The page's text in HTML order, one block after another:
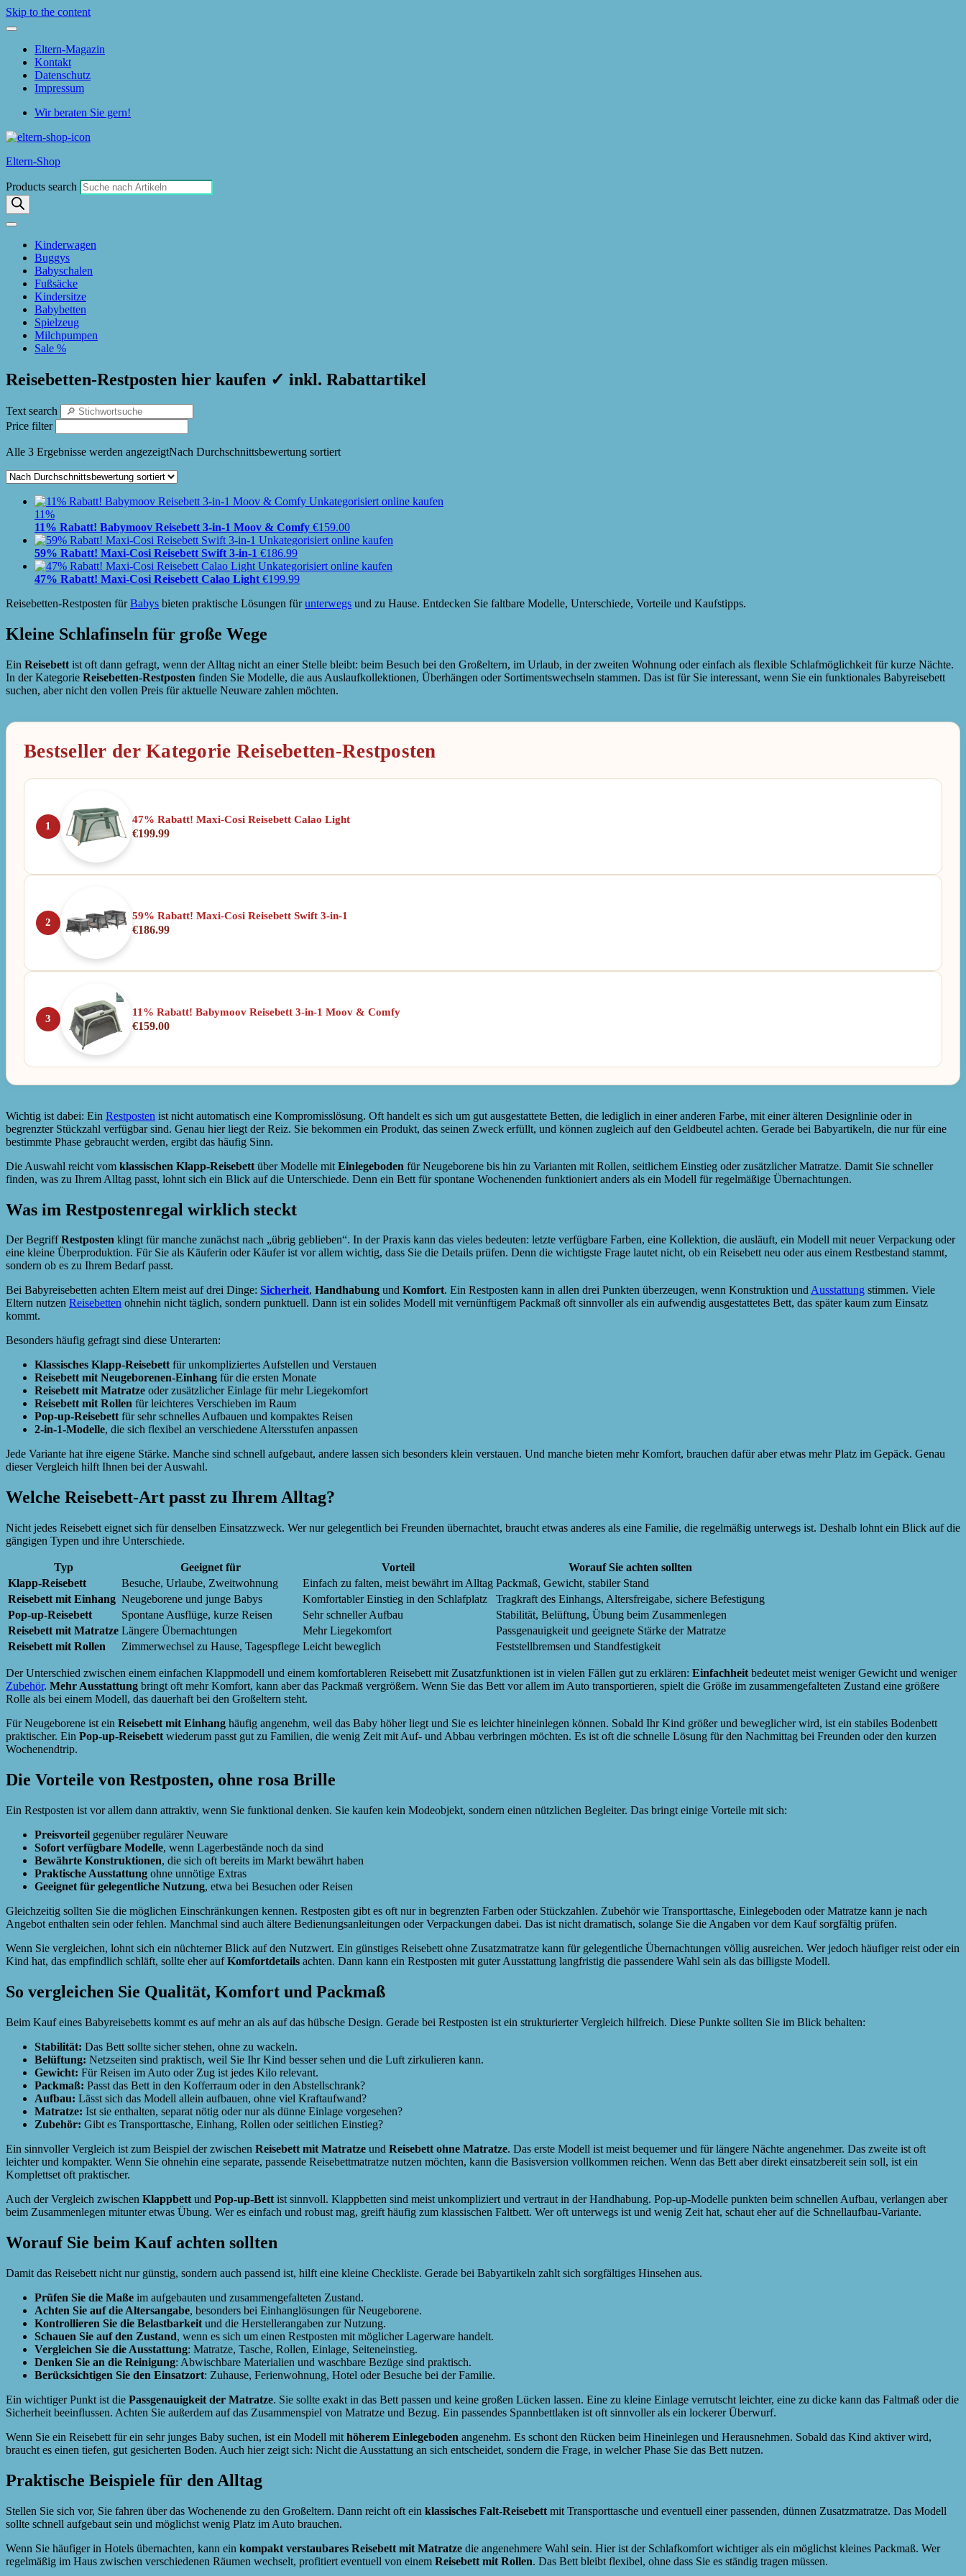
Skip to the content
Eltern-Magazin
Kontakt
Datenschutz
Impressum
Wir beraten Sie gern!
Eltern-Shop
Products search
Kinderwagen
Buggys
Babyschalen
Fußsäcke
Kindersitze
Babybetten
Spielzeug
Milchpumpen
Sale %
Reisebetten-Restposten hier kaufen ✓ inkl. Rabattartikel
Text search
Price filter
Alle 3 Ergebnisse werden angezeigtNach Durchschnittsbewertung sortiert
11%
11% Rabatt! Babymoov Reisebett 3-in-1 Moov & Comfy €159.00
59% Rabatt! Maxi-Cosi Reisebett Swift 3-in-1 €186.99
47% Rabatt! Maxi-Cosi Reisebett Calao Light €199.99
Reisebetten-Restposten fürBabys bieten praktische Lösungen fürunterwegs und zu Hause. Entdecken Sie faltbare Modelle, Unterschiede, Vorteile und Kaufstipps.
Kleine Schlafinseln für große Wege
Ein Reisebett ist oft dann gefragt, wenn der Alltag nicht an einer Stelle bleibt: beim Besuch bei den Großeltern, im Urlaub, in der zweiten Wohnung oder einfach als flexible Schlafmöglichkeit für kurze Nächte.
In der Kategorie Reisebetten-Restposten finden Sie Modelle, die aus Auslaufkollektionen, Überhängen oder Sortimentswechseln stammen. Das ist für Sie interessant, wenn Sie ein funktionales Babyreisebett
suchen, aber nicht den vollen Preis für aktuelle Neuware zahlen möchten.
Bestseller der Kategorie Reisebetten-Restposten
1
47% Rabatt! Maxi-Cosi Reisebett Calao Light
€199.99
2
59% Rabatt! Maxi-Cosi Reisebett Swift 3-in-1
€186.99
3
11% Rabatt! Babymoov Reisebett 3-in-1 Moov & Comfy
€159.00
Wichtig ist dabei: Ein Restposten ist nicht automatisch eine Kompromisslösung. Oft handelt es sich um gut ausgestattete Betten, die lediglich in einer anderen Farbe, mit einer älteren Designlinie oder in
begrenzter Stückzahl verfügbar sind. Genau hier liegt der Reiz. Sie bekommen ein Produkt, das seinen Zweck erfüllt, und können zugleich auf den Geldbeutel achten. Gerade bei Babyartikeln, die nur für eine
bestimmte Phase gebraucht werden, ergibt das häufig Sinn.
Die Auswahl reicht vom klassischen Klapp-Reisebett über Modelle mit Einlegeboden für Neugeborene bis hin zu Varianten mit Rollen, seitlichem Einstieg oder zusätzlicher Matratze. Damit Sie schneller
finden, was zu Ihrem Alltag passt, lohnt sich ein Blick auf die Unterschiede. Denn ein Bett für spontane Wochenenden funktioniert anders als ein Modell für regelmäßige Übernachtungen.
Was im Restpostenregal wirklich steckt
Der BegriffRestposten klingt für manche zunächst nach „übrig geblieben“. In der Praxis kann das vieles bedeuten: letzte verfügbare Farben, eine Kollektion, die ausläuft, ein Modell mit neuer Verpackung oder
eine kleine Überproduktion. Für Sie als Käuferin oder Käufer ist vor allem wichtig, dass Sie die Details prüfen. Denn die wichtigste Frage lautet nicht, ob ein Reisebett neu oder aus einem Restbestand stammt,
sondern ob es zu Ihrem Bedarf passt.
Bei Babyreisebetten achten Eltern meist auf drei Dinge: Sicherheit, Handhabung und Komfort. Ein Restposten kann in allen drei Punkten überzeugen, wenn Konstruktion undAusstattung stimmen. Viele
Eltern nutzen Reisebetten ohnehin nicht täglich, sondern punktuell. Dann ist ein solides Modell mit vernünftigem Packmaß oft sinnvoller als ein aufwendig ausgestattetes Bett, das später kaum zum Einsatz
kommt.
Besonders häufig gefragt sind diese Unterarten:
Klassisches Klapp-Reisebettfür unkompliziertes Aufstellen und Verstauen
Reisebett mit Neugeborenen-Einhang für die ersten Monate
Reisebett mit Matratze oder zusätzlicher Einlage für mehr Liegekomfort
Reisebett mit Rollen für leichteres Verschieben im Raum
Pop-up-Reisebettfür sehr schnelles Aufbauen und kompaktes Reisen
2-in-1-Modelle, die sich flexibel an verschiedene Altersstufen anpassen
Jede Variante hat ihre eigene Stärke. Manche sind schnell aufgebaut, andere lassen sich besonders klein verstauen. Und manche bieten mehr Komfort, brauchen dafür aber etwas mehr Platz im Gepäck. Genau
dieser Vergleich hilft Ihnen bei der Auswahl.
Welche Reisebett-Art passt zu Ihrem Alltag?
Nicht jedes Reisebett eignet sich für denselben Einsatzzweck. Wer nur gelegentlich bei Freunden übernachtet, braucht etwas anderes als eine Familie, die regelmäßig unterwegs ist. Deshalb lohnt ein Blick auf die
gängigen Typen und ihre Unterschiede.
Typ Geeignet für Vorteil
Worauf Sie achten sollten
Klapp-Reisebett
Besuche, Urlaube, Zweitwohnung Einfach zu falten, meist bewährt im Alltag Packmaß, Gewicht, stabiler Stand
Reisebett mit Einhang Neugeborene und junge Babys Komfortabler Einstieg in den Schlafplatz
Tragkraft des Einhangs, Altersfreigabe, sichere Befestigung
Pop-up-Reisebett
Spontane Ausflüge, kurze Reisen Sehr schneller Aufbau
Stabilität, Belüftung, Übung beim Zusammenlegen
Reisebett mit Matratze Längere Übernachtungen Mehr Liegekomfort
Passgenauigkeit und geeignete Stärke der Matratze
Reisebett mit Rollen
Zimmerwechsel zu Hause, Tagespflege Leicht beweglich Feststellbremsen und Standfestigkeit
Der Unterschied zwischen einem einfachen Klappmodell und einem komfortableren Reisebett mit Zusatzfunktionen ist in vielen Fällen gut zu erklären: Einfachheit bedeutet meist weniger Gewicht und weniger
Zubehör. Mehr Ausstattung bringt oft mehr Komfort, kann aber das Packmaß vergrößern. Wenn Sie das Bett vor allem im Auto transportieren, spielt die Größe im zusammengefalteten Zustand eine größere
Rolle als bei einem Modell, das dauerhaft bei den Großeltern steht.
Für Neugeborene ist ein Reisebett mit Einhang häufig angenehm, weil das Baby höher liegt und Sie es leichter hineinlegen können. Sobald Ihr Kind größer und beweglicher wird, ist ein stabiles Bodenbett
praktischer. Ein Pop-up-Reisebett wiederum passt gut zu Familien, die wenig Zeit mit Auf- und Abbau verbringen möchten. Es ist oft die schnelle Lösung für den Nachmittag bei Freunden oder den kurzen
Wochenendtrip.
Die Vorteile von Restposten, ohne rosa Brille
Ein Restposten ist vor allem dann attraktiv, wenn Sie funktional denken. Sie kaufen kein Modeobjekt, sondern einen nützlichen Begleiter. Das bringt einige Vorteile mit sich:
Preisvorteil gegenüber regulärer Neuware
Sofort verfügbare Modelle, wenn Lagerbestände noch da sind
Bewährte Konstruktionen, die sich oft bereits im Markt bewährt haben
Praktische Ausstattung ohne unnötige Extras
Geeignet für gelegentliche Nutzung, etwa bei Besuchen oder Reisen
Gleichzeitig sollten Sie die möglichen Einschränkungen kennen. Restposten gibt es oft nur in begrenzten Farben oder Stückzahlen. Zubehör wie Transporttasche, Einlegeboden oder Matratze kann je nach
Angebot enthalten sein oder fehlen. Manchmal sind auch ältere Bedienungsanleitungen oder Verpackungen dabei. Das ist nicht dramatisch, solange Sie die Angaben vor dem Kauf sorgfältig prüfen.
Wenn Sie vergleichen, lohnt sich ein nüchterner Blick auf den Nutzwert. Ein günstiges Reisebett ohne Zusatzmatratze kann für gelegentliche Übernachtungen völlig ausreichen. Wer jedoch häufiger reist oder ein
Kind hat, das empfindlich schläft, sollte eher aufKomfortdetails achten. Dann kann ein Restposten mit guter Ausstattung langfristig die passendere Wahl sein als das billigste Modell.
So vergleichen Sie Qualität, Komfort und Packmaß
Beim Kauf eines Babyreisebetts kommt es auf mehr an als auf das hübsche Design. Gerade bei Restposten ist ein strukturierter Vergleich hilfreich. Diese Punkte sollten Sie im Blick behalten:
Stabilität: Das Bett sollte sicher stehen, ohne zu wackeln.
Belüftung: Netzseiten sind praktisch, weil Sie Ihr Kind besser sehen und die Luft zirkulieren kann.
Gewicht: Für Reisen im Auto oder Zug ist jedes Kilo relevant.
Packmaß: Passt das Bett in den Kofferraum oder in den Abstellschrank?
Aufbau: Lässt sich das Modell allein aufbauen, ohne viel Kraftaufwand?
Matratze: Ist sie enthalten, separat nötig oder nur als dünne Einlage vorgesehen?
Zubehör: Gibt es Transporttasche, Einhang, Rollen oder seitlichen Einstieg?
Ein sinnvoller Vergleich ist zum Beispiel der zwischen Reisebett mit Matratze und Reisebett ohne Matratze. Das erste Modell ist meist bequemer und für längere Nächte angenehmer. Das zweite ist oft
leichter und kompakter. Wenn Sie ohnehin eine separate, passende Reisebettmatratze nutzen möchten, kann die Basisversion vollkommen reichen. Wenn das Bett aber direkt einsatzbereit sein soll, ist ein
Komplettset oft praktischer.
Auch der Vergleich zwischen Klappbett und Pop-up-Bett ist sinnvoll. Klappbetten sind meist unkompliziert und vertraut in der Handhabung. Pop-up-Modelle punkten beim schnellen Aufbau, verlangen aber
beim Zusammenlegen mitunter etwas Übung. Wer es einfach und robust mag, greift häufig zum klassischen Faltbett. Wer oft unterwegs ist und wenig Zeit hat, schaut eher auf die Schnellaufbau-Variante.
Worauf Sie beim Kauf achten sollten
Damit das Reisebett nicht nur günstig, sondern auch passend ist, hilft eine kleine Checkliste. Gerade bei Babyartikeln zahlt sich sorgfältiges Hinsehen aus.
Prüfen Sie die Maße im aufgebauten und zusammengefalteten Zustand.
Achten Sie auf die Altersangabe, besonders bei Einhanglösungen für Neugeborene.
Kontrollieren Sie die Belastbarkeit und die Herstellerangaben zur Nutzung.
Schauen Sie auf den Zustand, wenn es sich um einen Restposten mit möglicher Lagerware handelt.
Vergleichen Sie die Ausstattung: Matratze, Tasche, Rollen, Einlage, Seiteneinstieg.
Denken Sie an die Reinigung: Abwischbare Materialien und waschbare Bezüge sind praktisch.
Berücksichtigen Sie den Einsatzort: Zuhause, Ferienwohnung, Hotel oder Besuche bei der Familie.
Ein wichtiger Punkt ist die Passgenauigkeit der Matratze. Sie sollte exakt in das Bett passen und keine großen Lücken lassen. Eine zu kleine Einlage verrutscht leichter, eine zu dicke kann das Faltmaß oder die
Sicherheit beeinflussen. Achten Sie außerdem auf das Zusammenspiel von Matratze und Bezug. Ein passendes Spannbettlaken ist oft sinnvoller als ein lockerer Überwurf.
Wenn Sie ein Reisebett für ein sehr junges Baby suchen, ist ein Modell mit höherem Einlegeboden angenehm. Es schont den Rücken beim Hineinlegen und Herausnehmen. Sobald das Kind aktiver wird,
braucht es einen tiefen, gut gesicherten Boden. Auch hier zeigt sich: Nicht die Ausstattung an sich entscheidet, sondern die Frage, in welcher Phase Sie das Bett nutzen.
Praktische Beispiele für den Alltag
Stellen Sie sich vor, Sie fahren über das Wochenende zu den Großeltern. Dann reicht oft ein klassisches Falt-Reisebett mit Transporttasche und eventuell einer passenden, dünnen Zusatzmatratze. Das Modell
sollte schnell aufgebaut sein und möglichst wenig Platz im Auto brauchen.
Wenn Sie häufiger in Hotels übernachten, kann ein kompakt verstaubares Reisebett mit Matratze die angenehmere Wahl sein. Hier ist der Schlafkomfort wichtiger als ein möglichst kleines Packmaß. Wer
regelmäßig im Haus zwischen verschiedenen Räumen wechselt, profitiert eventuell von einem Reisebett mit Rollen. Das Bett bleibt flexibel, ohne dass Sie es ständig tragen müssen.